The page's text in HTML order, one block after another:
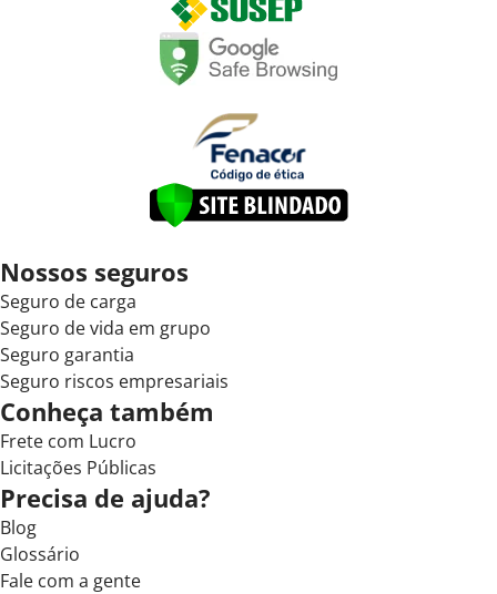
Nossos seguros
Seguro de carga
Seguro de vida em grupo
Seguro garantia
Seguro riscos empresariais
Conheça também
Frete com Lucro
Licitações Públicas
Precisa de ajuda?
Blog
Glossário
Fale com a gente